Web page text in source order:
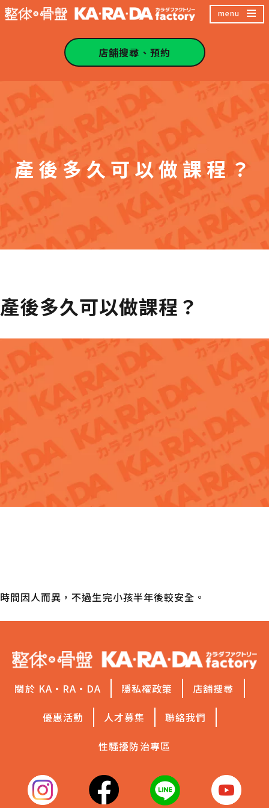
跳
容
區
menu
店舖搜尋、預約
產後多久可以做課程？
產後多久可以做課程？
時間因人而異，不過生完小孩半年後較安全。
關於 KA·RA·DA 隱私權政策
店舖搜尋
優惠活動
人才募集
聯絡我們
性騷擾防治專區